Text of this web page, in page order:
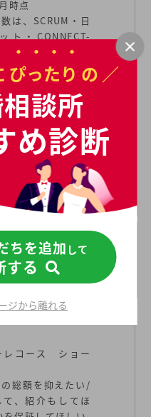
時点
は、SCRUM・日
ト・CONNECT-
数が含まれます
ドコース プラン
抑えたい/条件に
してほしい
ース】
抑えたい/自分で
たい
ルコース】
ースで探したい
レコース ショー
総額を抑えたい/
て、紹介もしてほ
ぴったり の ／
談所
め診断
ちを追加 して
する
ジから離れる